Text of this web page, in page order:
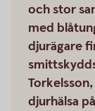
och stor
med
djurägare
djurhälsa